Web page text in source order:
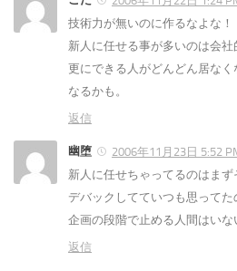
技術力が無いのに作るなよな！
新人に任せる事が多いのは会
更にできる人がどんどん居なく
なるかも。
返信
幽堕
2006年11月23日 5:52
新人に任せちゃってるのはまず
デバックしてていつも思ってた
企画の段階で止める人間はい
返信